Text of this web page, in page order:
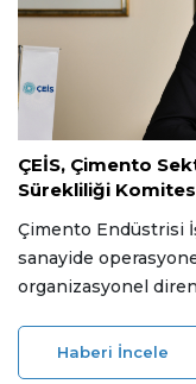
11 Haziran 2026
ÇEİS, Çimento
Sürekliliği
Çimento Endüstrisi
sanayide
organizasyonel
standartlarını
verilerle sektörün
Haberi İncele